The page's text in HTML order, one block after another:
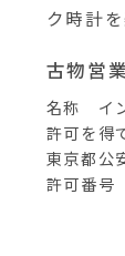
ク時計
古物営
名称 イ
許可を
東京都公
許可番